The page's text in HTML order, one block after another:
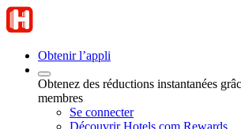
Obtenir l’appli
Obtenez des réductions instantanées
membres
Se connecter
Découvrir Hotels.com Rewards